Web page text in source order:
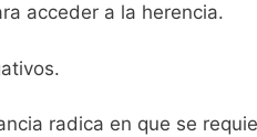
acceder a la herencia.
radica en que se